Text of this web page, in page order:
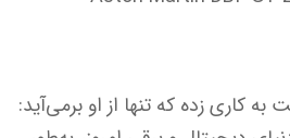
به کاری زده که تنها از او برمی‌آید: